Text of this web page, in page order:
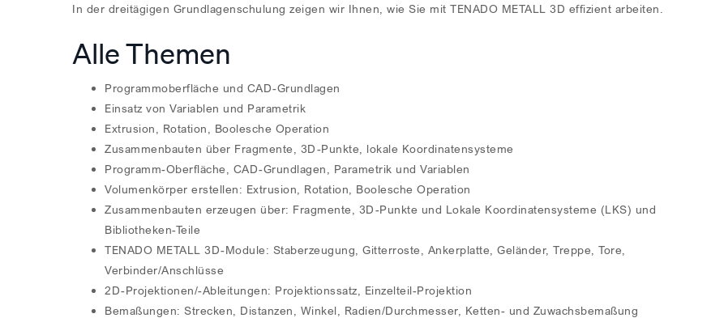
In der dreitägigen Grundlagenschulung zeigen wir Ihnen, wie Sie mit TENADO METALL 3D effizient arbeiten.
Alle Themen
Programmoberfläche und CAD-Grundlagen
Einsatz von Variablen und Parametrik
Extrusion, Rotation, Boolesche Operation
Zusammenbauten über Fragmente, 3D-Punkte, lokale Koordinatensysteme
Programm-Oberfläche, CAD-Grundlagen, Parametrik und Variablen
Volumenkörper erstellen: Extrusion, Rotation, Boolesche Operation
Zusammenbauten erzeugen über: Fragmente, 3D-Punkte und Lokale Koordinatensysteme (LKS) und
Bibliotheken-Teile
TENADO METALL 3D-Module: Staberzeugung, Gitterroste, Ankerplatte, Geländer, Treppe, Tore,
Verbinder/Anschlüsse
2D-Projektionen/-Ableitungen: Projektionssatz, Einzelteil-Projektion
Bemaßungen: Strecken, Distanzen, Winkel, Radien/Durchmesser, Ketten- und Zuwachsbemaßung